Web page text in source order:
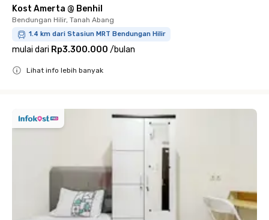
Kost Amerta @ Benhil
Bendungan Hilir, Tanah Abang
1.4 km dari Stasiun MRT Bendungan Hilir
mulai dari Rp3.300.000 /bulan
Lihat info lebih banyak